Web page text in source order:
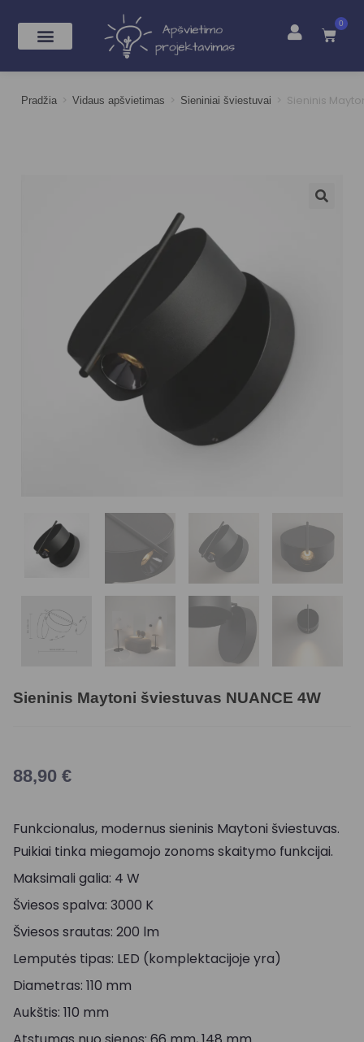
0
Pradžia > Vidaus apšvietimas > Sieniniai šviestuvai > Sieninis
Sieninis Maytoni šviestuvas NUANCE 4W
88,90 €
Funkcionalus, modernus sieninis Maytoni šviestuvas.
Puikiai tinka miegamojo zonoms skaitymo funkcijai.
Maksimali galia: 4 W
Šviesos spalva: 3000 K
Šviesos srautas: 200 lm
Lemputės tipas: LED (komplektacijoje yra)
Diametras: 110 mm
Aukštis: 110 mm